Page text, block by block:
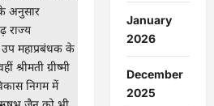
January
2026
December
2025